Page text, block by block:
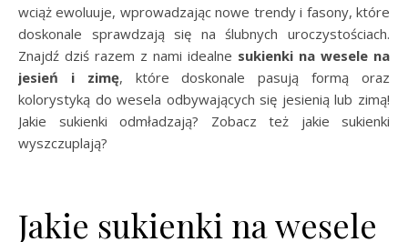
wciąż ewoluuje, wprowadzając nowe trendy i fasony, które
doskonale sprawdzają się na ślubnych uroczystościach.
Znajdź dziś razem z nami idealne sukienki na wesele na
jesień i zimę, które doskonale pasują formą oraz
kolorystyką do wesela odbywających się jesienią lub zimą!
Jakie sukienki odmładzają? Zobacz też jakie sukienki
wyszczuplają?
Jakie sukienki na wesele